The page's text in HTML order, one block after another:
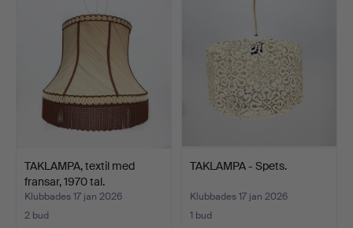
TAKLAMPA, textil med
fransar, 1970 tal.
Klubbades 17 jan 2026
2 bud
TAKLAMPA - Spets.
Klubbades 17 jan 2026
1 bud